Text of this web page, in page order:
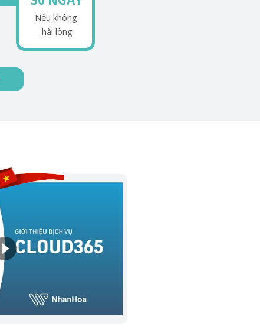
Nếu không
hài lòng